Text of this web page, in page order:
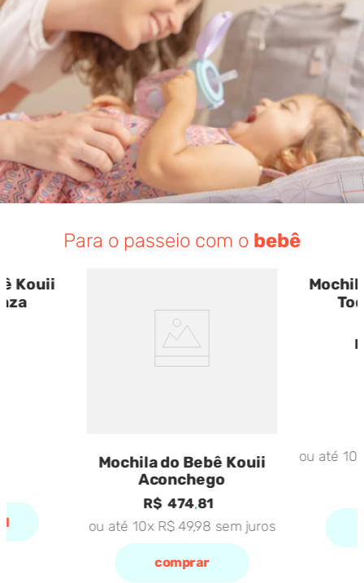
Para o passeio com o bebê
Kouii
Mochila do Bebê Kouii
Aconchego
R$ 474,81
ou até 10x R$ 49,98 sem juros
comprar
ou até 10